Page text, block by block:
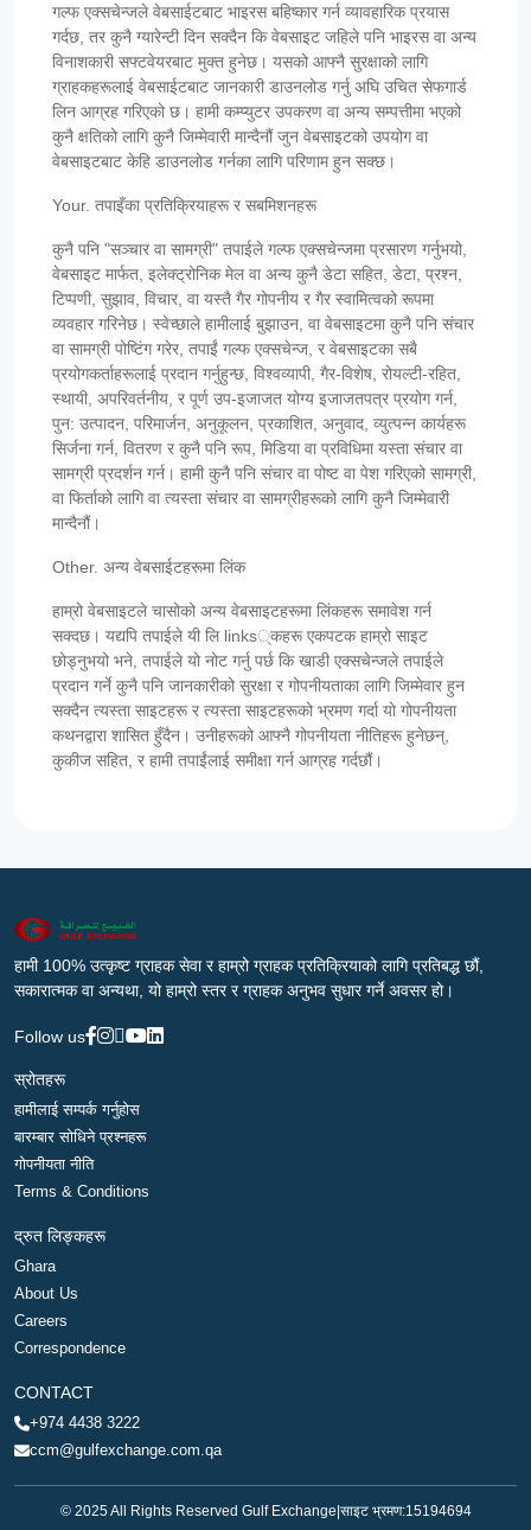
गल्फ एक्सचेन्जले वेबसाईटबाट भाइरस बहिष्कार गर्न व्यावहारिक प्रयास
गर्दछ, तर कुनै ग्यारेन्टी दिन सक्दैन कि वेबसाइट जहिले पनि भाइरस वा अन्य
विनाशकारी सफ्टवेयरबाट मुक्त हुनेछ। यसको आफ्नै सुरक्षाको लागि
ग्राहकहरूलाई वेबसाईटबाट जानकारी डाउनलोड गर्नु अघि उचित सेफगार्ड
लिन आग्रह गरिएको छ। हामी कम्प्युटर उपकरण वा अन्य सम्पत्तीमा भएको
कुनै क्षतिको लागि कुनै जिम्मेवारी मान्दैनौं जुन वेबसाइटको उपयोग वा
वेबसाइटबाट केहि डाउनलोड गर्नका लागि परिणाम हुन सक्छ।
Your. तपाइँका प्रतिक्रियाहरू र सबमिशनहरू
कुनै पनि "सञ्चार वा सामग्री" तपाईले गल्फ एक्सचेन्जमा प्रसारण गर्नुभयो,
वेबसाइट मार्फत, इलेक्ट्रोनिक मेल वा अन्य कुनै डेटा सहित, डेटा, प्रश्न,
टिप्पणी, सुझाव, विचार, वा यस्तै गैर गोपनीय र गैर स्वामित्वको रूपमा
व्यवहार गरिनेछ। स्वेच्छाले हामीलाई बुझाउन, वा वेबसाइटमा कुनै पनि संचार
वा सामग्री पोष्टिंग गरेर, तपाईं गल्फ एक्सचेन्ज, र वेबसाइटका सबै
प्रयोगकर्ताहरूलाई प्रदान गर्नुहुन्छ, विश्वव्यापी, गैर-विशेष, रोयल्टी-रहित,
स्थायी, अपरिवर्तनीय, र पूर्ण उप-इजाजत योग्य इजाजतपत्र प्रयोग गर्न,
पुन: उत्पादन, परिमार्जन, अनुकूलन, प्रकाशित, अनुवाद, व्युत्पन्न कार्यहरू
सिर्जना गर्न, वितरण र कुनै पनि रूप, मिडिया वा प्रविधिमा यस्ता संचार वा
सामग्री प्रदर्शन गर्न। हामी कुनै पनि संचार वा पोष्ट वा पेश गरिएको सामग्री,
वा फिर्ताको लागि वा त्यस्ता संचार वा सामग्रीहरूको लागि कुनै जिम्मेवारी
मान्दैनौं।
Other. अन्य वेबसाईटहरूमा लिंक
हाम्रो वेबसाइटले चासोको अन्य वेबसाइटहरूमा लिंकहरू समावेश गर्न
सक्दछ। यद्यपि तपाईले यी लि links्कहरू एकपटक हाम्रो साइट
छोड्नुभयो भने, तपाईले यो नोट गर्नु पर्छ कि खाडी एक्सचेन्जले तपाईले
प्रदान गर्ने कुनै पनि जानकारीको सुरक्षा र गोपनीयताका लागि जिम्मेवार हुन
सक्दैन त्यस्ता साइटहरू र त्यस्ता साइटहरूको भ्रमण गर्दा यो गोपनीयता
कथनद्वारा शासित हुँदैन। उनीहरूको आफ्नै गोपनीयता नीतिहरू हुनेछन्,
कुकीज सहित, र हामी तपाईंलाई समीक्षा गर्न आग्रह गर्दछौं।
हामी 100% उत्कृष्ट ग्राहक सेवा र हाम्रो ग्राहक प्रतिक्रियाको लागि प्रतिबद्ध छौं,
सकारात्मक वा अन्यथा, यो हाम्रो स्तर र ग्राहक अनुभव सुधार गर्ने अवसर हो।
Follow us
स्रोतहरू
हामीलाई सम्पर्क गर्नुहोस
बारम्बार सोधिने प्रश्नहरू
गोपनीयता नीति
Terms & Conditions
द्रुत लिङ्कहरू
Ghara
About Us
Careers
Correspondence
CONTACT
+974 4438 3222
ccm@gulfexchange.com.qa
© 2025 All Rights Reserved Gulf Exchange साइट भ्रमण:15194694